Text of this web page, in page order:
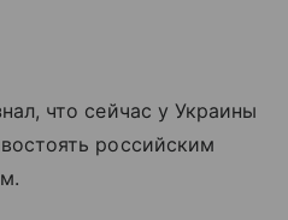
что сейчас у Украины
российским